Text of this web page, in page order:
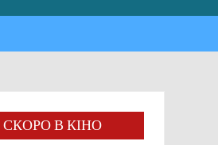
СКОРО В КІНО